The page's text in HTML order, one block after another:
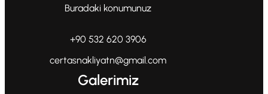
Buradaki konumunuz
+90 532 620 3906
certasnakliyatn@gmail.com
Galerimiz